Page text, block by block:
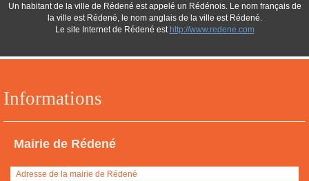
Informations
Mairie de Rédené
Adresse de la mairie de Rédené
Un habitant de la ville de Rédené est appelé un Rédénois. Le nom français de
la ville est Rédené, le nom anglais de la ville est Rédené.
Le site Internet de Rédené est http://www.redene.com